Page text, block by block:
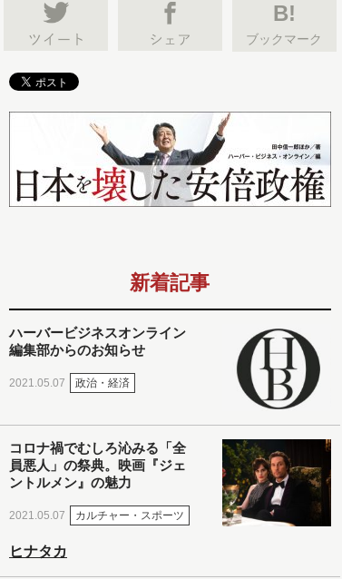
B!
ブックマーク
新着記事
ハーバービジネスオンライン
編集部からのお知らせ
2021.05.07 政治・経済
コロナ禍でむしろ沁みる「全
員悪人」の祭典。映画『ジェ
ントルメン』の魅力
2021.05.07 カルチャー・スポーツ
ヒナタカ